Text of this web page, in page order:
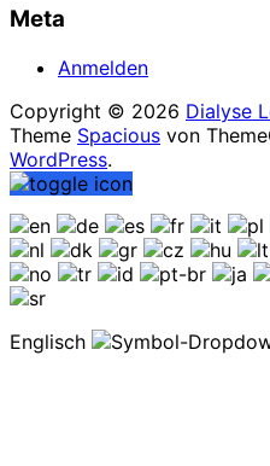
Meta
Anmelden
Copyright © 2026 Dialyse
Theme Spacious von
WordPress.
Englisch